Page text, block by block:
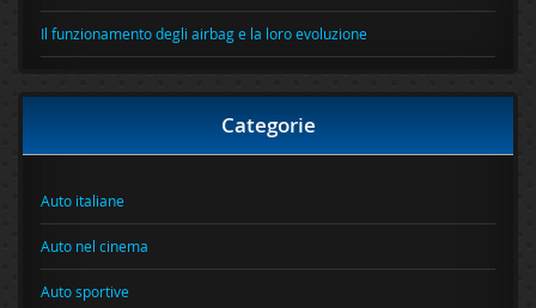
Il funzionamento degli airbag e la loro evoluzione
Categorie
Auto italiane
Auto nel cinema
Auto sportive